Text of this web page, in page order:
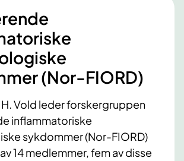
(Nor-FIORD)
Vold leder forskergruppen
inflammatoriske
sykdommer (Nor-FIORD)
14 medlemmer, fem av disse